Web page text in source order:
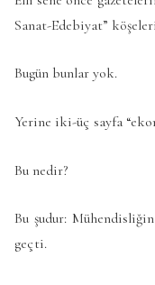
Sanat-Edebiyat”
Bugün bunlar yok.
Yerine iki-üç sayfa
Bu nedir?
Bu şudur:
geçti.